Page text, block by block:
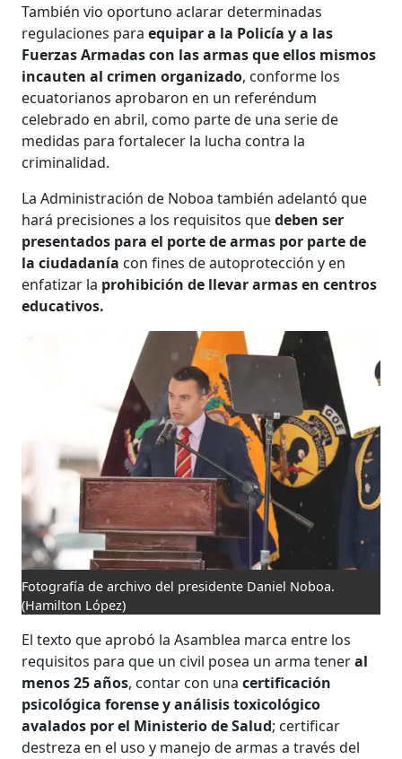
También vio oportuno aclarar determinadas
regulaciones paraequipar a la Policía y a las
Fuerzas Armadas con las armas que ellos mismos
incauten al crimen organizado, conforme los
ecuatorianos aprobaron en un referéndum
celebrado en abril, como parte de una serie de
medidas para fortalecer la lucha contra la
criminalidad.
La Administración de Noboa también adelantó que
hará precisiones a los requisitos quedeben ser
presentados para el porte de armas por parte de
la ciudadanía con fines de autoprotección y en
enfatizar la prohibición de llevar armas en centros
educativos.
Fotografía de archivo del presidente Daniel Noboa.
(Hamilton López)
El texto que aprobó la Asamblea marca entre los
requisitos para que un civil posea un arma teneral
menos 25 años, contar con unacertificación
psicológica forense y análisis toxicológico
avalados por el Ministerio de Salud; certificar
destreza en el uso y manejo de armas a través del